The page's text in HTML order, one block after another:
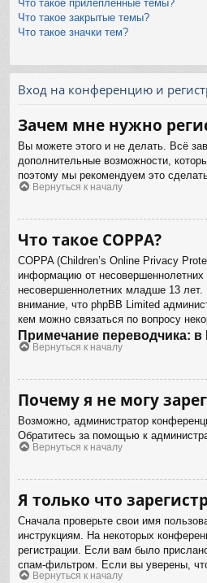
Что такое прилепленные темы?
Что такое закрытые темы?
Что такое значки тем?
Вход на конференцию и
Зачем мне нужно
Вы можете этого и не делать. Всё
дополнительные возможности,
поэтому мы рекомендуем это
Вернуться к началу
Что такое COPPA?
COPPA (Children’s Online Privacy
информацию от
несовершеннолетних младше 13
внимание, что phpBB Limited
кем можно связаться по вопросу
Примечание переводчика:
Вернуться к началу
Почему я не могу
Возможно, администратор
Обратитесь за помощью к
Вернуться к началу
Я только что
Сначала проверьте свои имя
инструкциям. На некоторых
регистрации. Если вам было
спам-фильтром. Если вы уверены,
Вернуться к началу